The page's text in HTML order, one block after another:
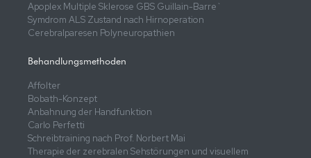
Apoplex Multiple Sklerose GBS Guillain-Barre`
Symdrom ALS Zustand nach Hirnoperation
Cerebralparesen Polyneuropathien
Behandlungsmethoden
Affolter
Bobath-Konzept
Anbahnung der Handfunktion
Carlo Perfetti
Schreibtraining nach Prof. Norbert Mai
Therapie der zerebralen Sehstörungen und visuellem